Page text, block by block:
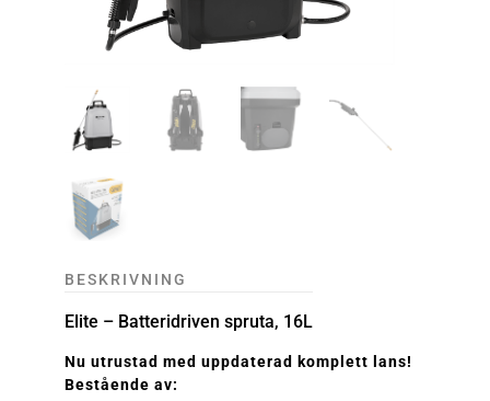
BESKRIVNING
Elite – Batteridriven spruta, 16L
Nu utrustad med uppdaterad komplett lans!
Bestående av: